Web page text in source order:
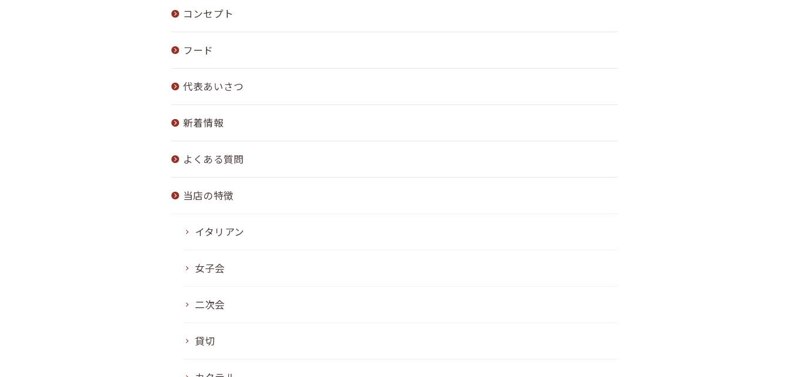
コンセプト
フード
代表あいさつ
新着情報
よくある質問
当店の特徴
イタリアン
女子会
二次会
貸切